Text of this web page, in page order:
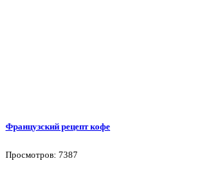
Французский рецепт кофе
Просмотров: 7387